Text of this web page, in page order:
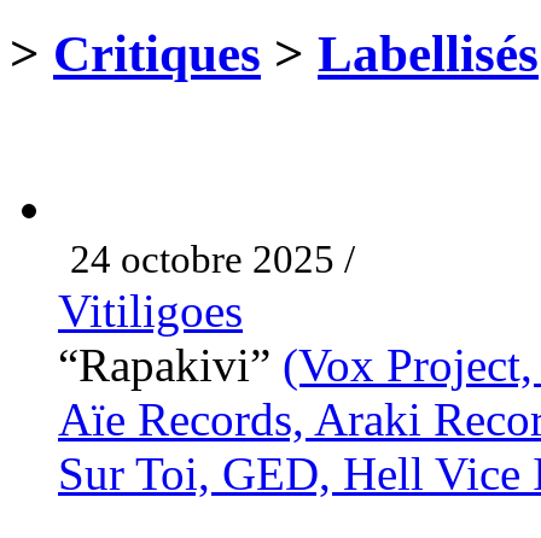
> Critiques > Labellisés
24 octobre 2025 /
Vitiligoes
“Rapakivi” (Vox
Aïe Records, Araki
Sur Toi, GED, Hell Vice